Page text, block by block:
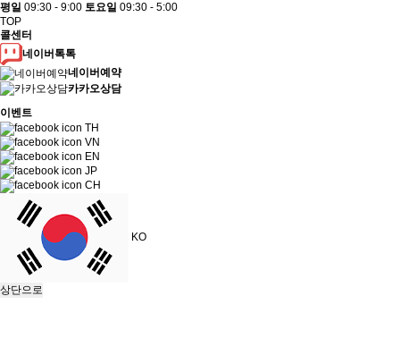
평일 09:30 - 9:00 토요일 09:30 - 5:00
TOP
콜센터
네이버톡톡
네이버예약
카카오상담
이벤트
TH
VN
EN
JP
CH
KO
상단으로